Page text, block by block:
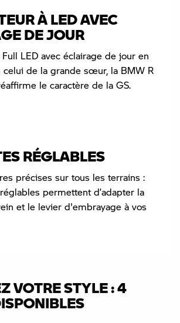
À LED AVEC
DE JOUR
LED avec éclairage de jour en
celui de la grande sœur, la BMW R
le caractère de la GS.
RÉGLABLES
précises sur tous les terrains :
permettent d’adapter la
et le levier d'embrayage à vos
VOTRE STYLE : 4